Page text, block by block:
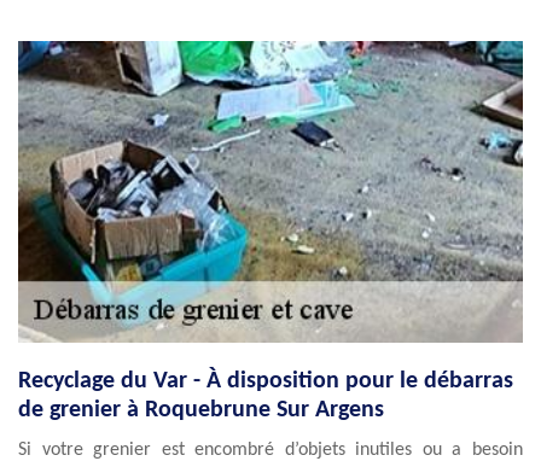
Recyclage du Var - À disposition pour le débarras
de grenier à Roquebrune Sur Argens
Si votre grenier est encombré d’objets inutiles ou a besoin